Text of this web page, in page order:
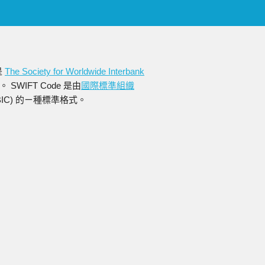
The Society for Worldwide Interbank
SWIFT Code 是由國際標準組織
的ㄧ種標準格式。